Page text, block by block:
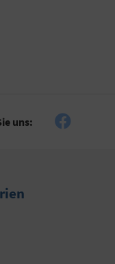
uns: